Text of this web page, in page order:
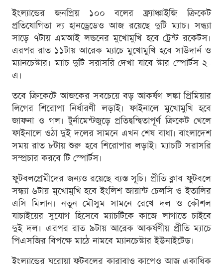
ইংল্যান্ডের জনপ্রিয় ১০০ বলের ফ্র্যাঞ্চাইজি ক্রিকেট
প্রতিযোগিতা দ্য হানড্রেডেও আজ রয়েছে দুটি ম্যাচ। সন্ধ্যা
সাড়ে ৭টায় এমআই লন্ডনের মুখোমুখি হবে ট্রেন্ট রকেটস।
এরপর রাত ১১টায় আরেক ম্যাচে মুখোমুখি হবে সাউদার্ন ও
ম্যানচেস্টার। ম্যাচ দুটি সরাসরি দেখা যাবে স্টার স্পোর্টস ২-
এ।
তবে ক্রিকেটে আজকের সবচেয়ে বড় আকর্ষণ লঙ্কা প্রিমিয়ার
লিগের শিরোপা নির্ধারণী লড়াই। ফাইনালে মুখোমুখি হবে
জাফনা ও গল। টুর্নামেন্টজুড়ে প্রতিদ্বন্দ্বিতাপূর্ণ ক্রিকেট খেলে
ফাইনালে ওঠা দুই দলের সামনে এখন শেষ বাধা। বাংলাদেশ
সময় রাত ৮টায় শুরু হবে শিরোপার লড়াই। ম্যাচটি সরাসরি
সম্প্রচার করবে টি স্পোর্টস।
ফুটবলপ্রেমীদের জন্যও রয়েছে ব্যস্ত সূচি। প্রীতি ক্লাব ফুটবলে
সন্ধ্যা ৬টায় মুখোমুখি হবে ইংলিশ জায়ান্ট চেলসি ও ইতালির
এসি মিলান। নতুন মৌসুম সামনে রেখে দল ও কৌশল
যাচাইয়ের সুযোগ হিসেবে ম্যাচটিকে কাজে লাগাতে চাইবে
দুই দল। এরপর রাত ৯টায় আরেক আকর্ষণীয় প্রীতি ম্যাচে
পিএসজির বিপক্ষে মাঠে নামবে ম্যানচেস্টার ইউনাইটেড।
ইংল্যান্ডের ঘরোয়া ফুটবলের কারাবাও কাপেও আজ একাধিক